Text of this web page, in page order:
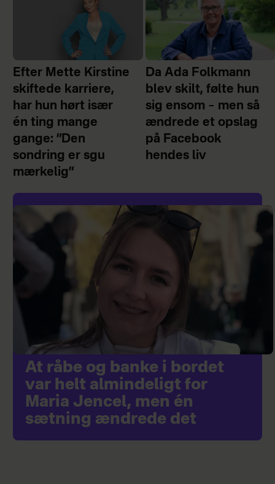
Efter Mette Kirstine
skiftede karriere,
har hun hørt især
én ting mange
gange: ”Den
sondring er sgu
mærkelig”
Da Ada Folkmann
blev skilt, følte hun
sig ensom – men så
ændrede et opslag
på Facebook
hendes liv
At råbe og banke i bordet
var helt almindeligt for
Maria Jencel, men én
sætning ændrede det